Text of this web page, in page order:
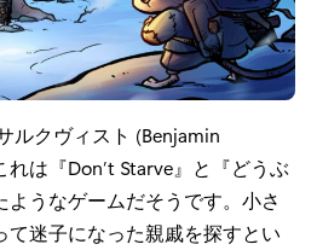
ルクヴィスト (Benjamin
は『Don’t Starve』と『どうぶ
うなゲームだそうです。小さ
て迷子になった親戚を探すとい